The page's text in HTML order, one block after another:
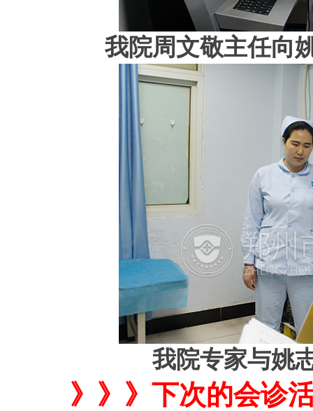
我院周文敬主任向
我院专家与姚
》》》下次的会诊